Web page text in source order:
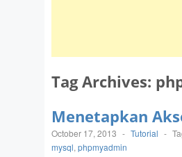
Tag Archives:
Menetapkan
October 17, 2013 - Tutorial -
mysql, phpmyadmin